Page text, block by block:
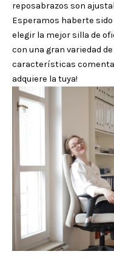
reposabrazos son
Esperamos haberte
elegir la mejor silla de
con una gran variedad
características
adquiere la tuya!